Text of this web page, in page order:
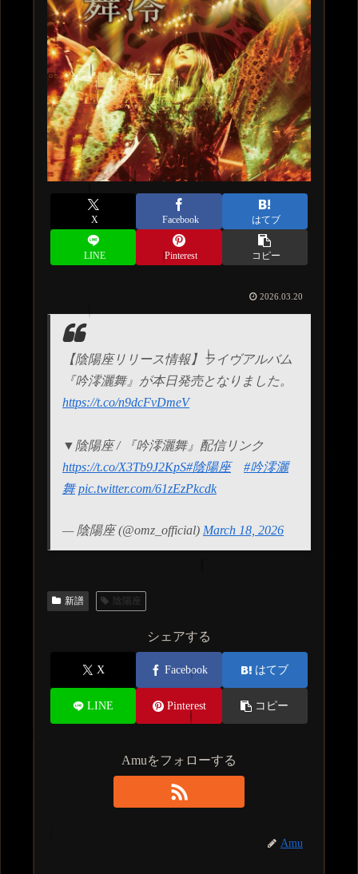
X Facebook はてブ
LINE Pinterest コピー
2026.03.20
【陰陽座リリース情報】ライヴアルバム
『吟澪灑舞』が本日発売となりました。
https://t.co/n9dcFvDmeV
▼陰陽座 / 『吟澪灑舞』配信リンク
https://t.co/X3Tb9J2KpS#陰陽座
#吟澪灑
舞 pic.twitter.com/61zEzPkcdk
— 陰陽座 (@omz_official) March 18, 2026
新譜 陰陽座
シェアする
X Facebook はてブ
LINE Pinterest コピー
Amuをフォローする
Amu